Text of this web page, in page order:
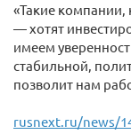
«Такие компании,
— хотят
имеем
стабильной,
позволит нам
rusnext.ru/news/